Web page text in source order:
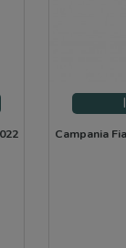
Campania